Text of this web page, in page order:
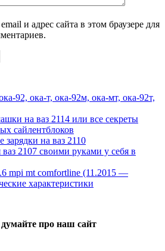
и адрес сайта в этом браузере для
92, ока-т, ока-92м, ока-мт, ока-92т,
на ваз 2114 или все секреты
сайлентблоков
зарядки на ваз 2110
2107 своими руками у себя в
mpi mt comfortline (11.2015 —
характеристики
про наш сайт